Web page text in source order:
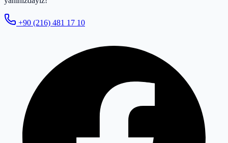
+90 (216) 481 17 10